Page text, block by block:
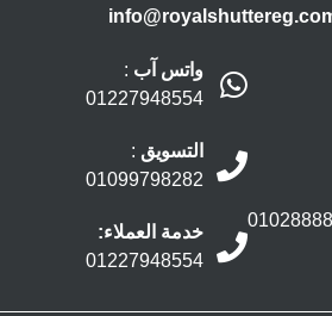
واتس آب :
01227948554
التسويق :
01099798282
خدمة العملاء:
01227948554